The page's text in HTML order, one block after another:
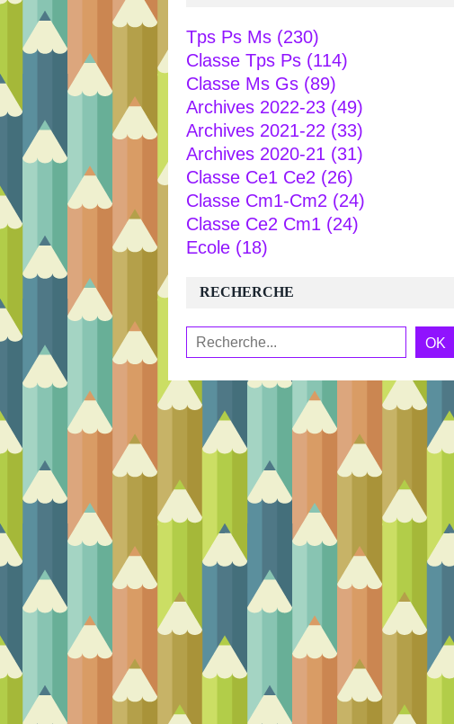
RECHERCHE
Tps Ps Ms (230)
Classe Tps Ps (114)
Classe Ms Gs (89)
Archives 2022-23 (49)
Archives 2021-22 (33)
Archives 2020-21 (31)
Classe Ce1 Ce2 (26)
Classe Cm1-Cm2 (24)
Classe Ce2 Cm1 (24)
Ecole (18)